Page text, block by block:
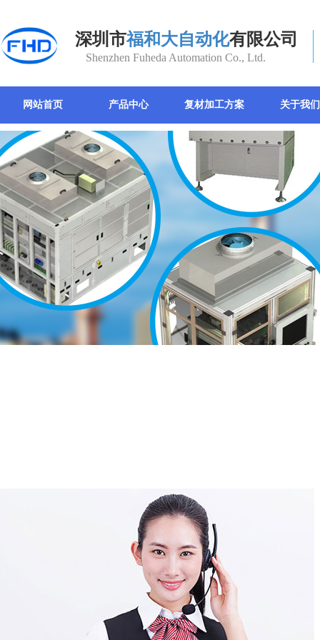
深圳市福和大自动化有限公司
Shenzhen Fuheda Automation Co., Ltd.
网站首页 产品中心 复材加工方案 关于我们